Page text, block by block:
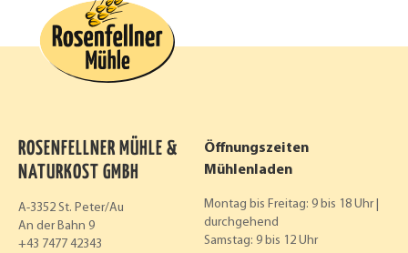
ROSENFELLNER MÜHLE &
NATURKOST GMBH
A-3352 St. Peter/Au
An der Bahn 9
+43 7477 42343
Öffnungszeiten
Mühlenladen
Montag bis Freitag: 9 bis 18 Uhr |
durchgehend
Samstag: 9 bis 12 Uhr